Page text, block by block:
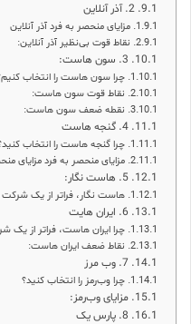
2. آذر آنلاین
مزایای منحصر به فرد آذر آنلاین
نقاط قوت بی‌نظیر آذر آنلاین:
3. سون هاست:
چرا سون هاست را انتخاب
نقاط قوت سون هاست:
نقطه ضعف سون هاست:
4. گنجه هاست
چرا گنجه هاست را انتخاب
مزایای منحصر به فرد مزایای
5. هاست نگار:
هاست نگار، فراتر از یک
6. ایران هایت
چرا ایران هاست، فراتر از
نقاط ضعف ایران هاست:
7. وب مرز
چرا وب‌رمز را انتخاب کنید؟
مزایای وب‌رمز:
8. پارس یک